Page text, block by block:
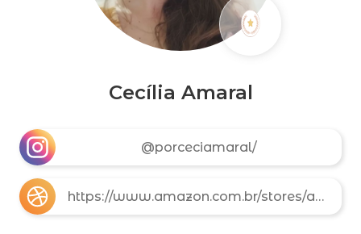
Cecília Amaral
@porceciamaral/
https://www.amazon.com.br/stores/author/B0B8F471Q3